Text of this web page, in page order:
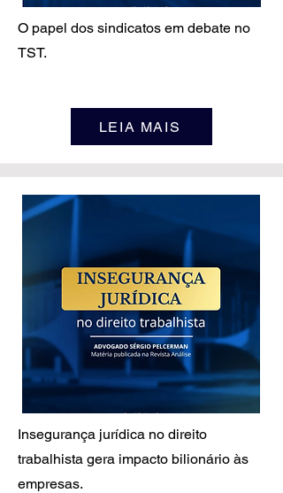
O papel dos sindicatos em debate no
TST.
LEIA MAIS
Insegurança jurídica no direito
trabalhista gera impacto bilionário às
empresas.